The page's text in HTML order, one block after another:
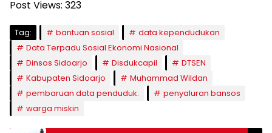
Post Views: 323
Tag: bantuan sosial
data kependudukan
Data Terpadu Sosial Ekonomi Nasional
Dinsos Sidoarjo
Disdukcapil
DTSEN
Kabupaten Sidoarjo
Muhammad Wildan
pembaruan data penduduk.
penyaluran bansos
warga miskin